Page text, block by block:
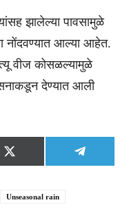
झालेल्या पावसामुळे
नोंदवण्यात आल्या आहेत.
वीज कोसळल्यामुळे
देण्यात आली
Share
on
X
(Twitter)
Share
on
Unseasonal rain